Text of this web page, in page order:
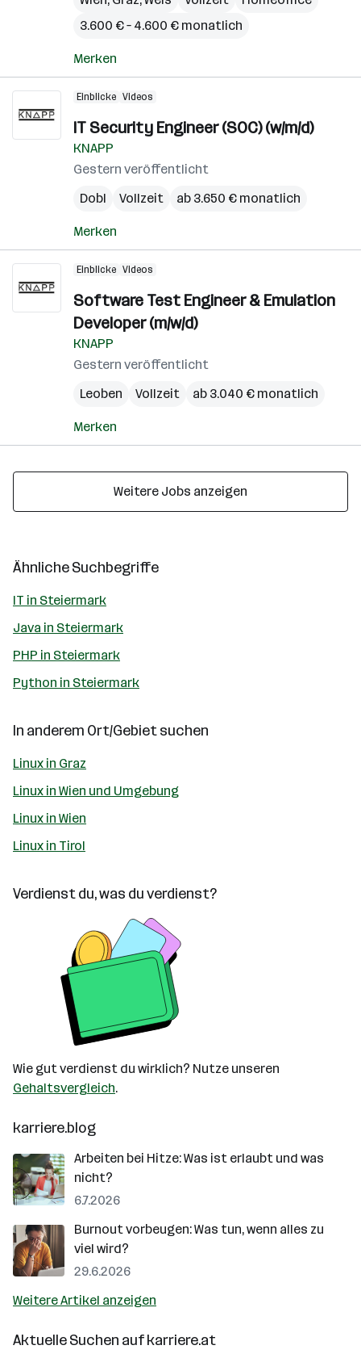
3.600 € – 4.600 € monatlich
Merken
Einblicke Videos
IT Security Engineer (SOC) (w/m/d)
KNAPP
Gestern veröffentlicht
Dobl
Vollzeit ab 3.650 € monatlich
Merken
Einblicke Videos
Software Test Engineer & Emulation
Developer (m/w/d)
KNAPP
Gestern veröffentlicht
Leoben
Vollzeit ab 3.040 € monatlich
Merken
Weitere Jobs anzeigen
Ähnliche Suchbegriffe
IT in Steiermark
Java in Steiermark
PHP in Steiermark
Python in Steiermark
In anderem Ort/Gebiet suchen
Linux in Graz
Linux in Wien und Umgebung
Linux in Wien
Linux in Tirol
Verdienst du, was du verdienst?
Wie gut verdienst du wirklich? Nutze unseren
Gehaltsvergleich.
karriere.blog
Arbeiten bei Hitze: Was ist erlaubt und was
nicht?
6.7.2026
Burnout vorbeugen: Was tun, wenn alles zu
viel wird?
29.6.2026
Weitere Artikel anzeigen
Aktuelle Suchen aufkarriere.at